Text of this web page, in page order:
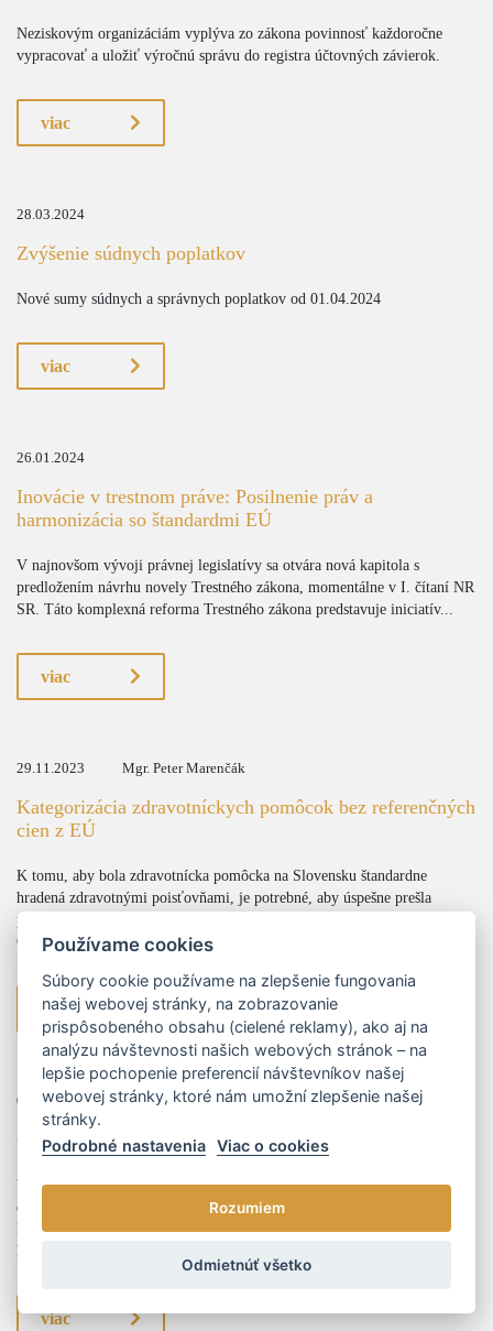
Neziskovým organizáciám vyplýva zo zákona povinnosť každoročne
vypracovať a uložiť výročnú správu do registra účtovných závierok.
viac
28.03.2024
Zvýšenie súdnych poplatkov
Nové sumy súdnych a správnych poplatkov od 01.04.2024
viac
26.01.2024
Inovácie v trestnom práve: Posilnenie práv a
harmonizácia so štandardmi EÚ
V najnovšom vývoji právnej legislatívy sa otvára nová kapitola s
predložením návrhu novely Trestného zákona, momentálne v I. čítaní NR
SR. Táto komplexná reforma Trestného zákona predstavuje iniciatív...
viac
29.11.2023 Mgr. Peter Marenčák
Kategorizácia zdravotníckych pomôcok bez referenčných
cien z EÚ
K tomu, aby bola zdravotnícka pomôcka na Slovensku štandardne
hradená zdravotnými poisťovňami, je potrebné, aby úspešne prešla
procesom kategorizácie a bola zaradená do tzv. kategorizačného zoznamu.
O...
viac
01.01.2024
Odpoveď na globálnu energetickú výzvu
V posledných rokoch sme svedkami nečakaných zvratov na globálnom
energetickom trhu, najmä v súvislosti s Ruskou inváziou na Ukrajinu.
Prudký výkyv dodávok plynu v Európskej únii (EÚ) bol fenoménom,
kt...
viac
Používame cookies
Súbory cookie používame na zlepšenie fungovania
našej webovej stránky, na zobrazovanie
prispôsobeného obsahu (cielené reklamy), ako aj na
analýzu návštevnosti našich webových stránok – na
lepšie pochopenie preferencií návštevníkov našej
webovej stránky, ktoré nám umožní zlepšenie našej
stránky.
Podrobné nastavenia
Viac o cookies
Rozumiem
Odmietnúť všetko